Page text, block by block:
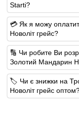
Starti?
💳 Як я можу
Новоліт грейс?
🔢 Чи робите Ви
Золотий Мандарин
🏷️ Чи є знижки на
Новоліт грейс